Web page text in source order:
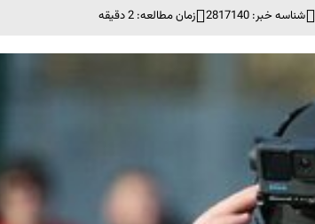
شناسه خبر: 2817140 زمان مطالعه: 2 دقیقه